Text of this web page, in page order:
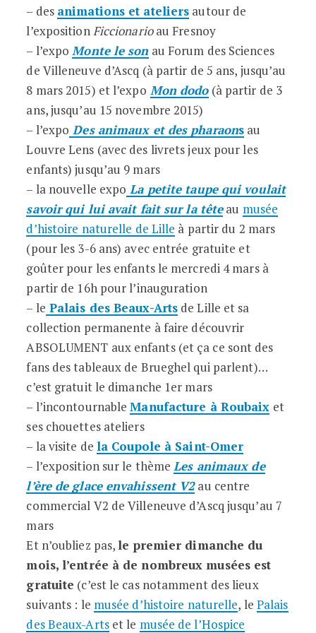
– des animations et ateliers autour de
l’expositionFiccionarioau Fresnoy
– l’expoMonte le sonau Forum des Sciences
de Villeneuve d’Ascq (à partir de 5 ans, jusqu’au
8 mars 2015) et l’expo Mon dodo(à partir de 3
ans, jusqu’au 15 novembre 2015)
– l’expo Des animaux et des pharaons au
Louvre Lens (avec des livrets jeux pour les
enfants) jusqu’au 9 mars
– la nouvelle expo La petite taupe qui voulait
savoir qui lui avait fait sur la têteau musée
d’histoire naturelle de Lille à partir du 2 mars
(pour les 3-6 ans) avec entrée gratuite et
goûter pour les enfants le mercredi 4 mars à
partir de 16h pour l’inauguration
– le Palais des Beaux-Arts de Lille et sa
collection permanente à faire découvrir
ABSOLUMENT aux enfants (et ça ce sont des
fans des tableaux de Brueghel qui parlent)…
c’est gratuit le dimanche 1er mars
– l’incontournableManufacture à Roubaix et
ses chouettes ateliers
– la visite de la Coupole à Saint-Omer
– l’exposition sur le thèmeLes animaux de
l’ère de glace envahissent V2au centre
commercial V2 de Villeneuve d’Ascq jusqu’au 7
mars
Et n’oubliez pas,le premier dimanche du
mois, l’entrée à de nombreux musées est
gratuite (c’est le cas notamment des lieux
suivants : le musée d’histoire naturelle, le Palais
des Beaux-Artset le musée de l’Hospice